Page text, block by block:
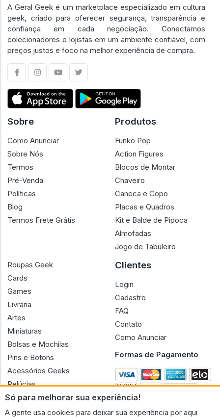
Só para melhorar sua experiência!
A gente usa cookies para deixar sua experiência por aqui
A Geral Geek é um marketplace especializado em cultura
geek, criado para oferecer segurança, transparência e
confiança em cada negociação. Conectamos
colecionadores e lojistas em um ambiente confiável, com
preços justos e foco na melhor experiência de compra.
Sobre
Como Anunciar
Sobre Nós
Termos
Pré-Venda
Políticas
Blog
Termos Frete Grátis
Produtos
Funko Pop
Action Figures
Blocos de Montar
Chaveiro
Caneca e Copo
Placas e Quadros
Kit e Balde de Pipoca
Almofadas
Jogo de Tabuleiro
Roupas Geek
Cards
Games
Livraria
Artes
Miniaturas
Bolsas e Mochilas
Pins e Botons
Acessórios Geeks
Pelúcias
Bonecas
Clientes
Login
Cadastro
FAQ
Contato
Como Anunciar
Formas de Pagamento